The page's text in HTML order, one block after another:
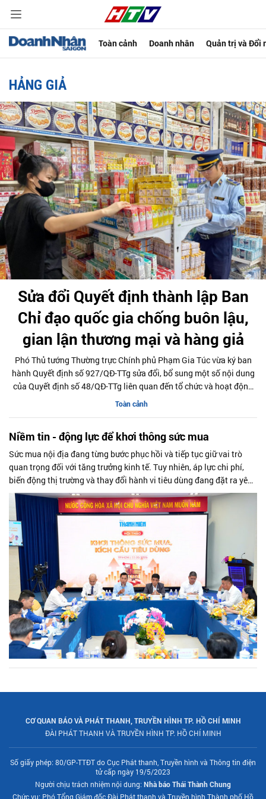
Toàn cảnh Doanh nhân Quản trị và Đổi
HẢNG GIẢ
Sửa đổi Quyết định thành lập Ban
Chỉ đạo quốc gia chống buôn lậu,
gian lận thương mại và hàng giả
Phó Thủ tướng Thường trực Chính phủ Phạm Gia Túc vừa ký ban
hành Quyết định số 927/QĐ-TTg sửa đổi, bổ sung một số nội dung
của Quyết định số 48/QĐ-TTg liên quan đến tổ chức và hoạt động
của Ban Chỉ đạo quốc gia chống buôn lậu, gian lận thương mại và
Toàn cảnh
Niềm tin - động lực để khơi thông sức mua
Sức mua nội địa đang từng bước phục hồi và tiếp tục giữ vai trò
quan trọng đối với tăng trưởng kinh tế. Tuy nhiên, áp lực chi phí,
biến động thị trường và thay đổi hành vi tiêu dùng đang đặt ra yêu
cầu về những giải pháp dài hạn.
CƠ QUAN BÁO VÀ PHÁT THANH, TRUYỀN HÌNH TP. HỒ CHÍ MINH
ĐÀI PHÁT THANH VÀ TRUYỀN HÌNH TP. HỒ CHÍ MINH
Số giấy phép: 80/GP-TTĐT do Cục Phát thanh, Truyền hình và Thông tin điện
tử cấp ngày 19/5/2023
Người chịu trách nhiệm nội dung: Nhà báo Thái Thành Chung
Chức vụ: Phó Tổng Giám đốc Đài Phát thanh và Truyền hình Thành phố Hồ